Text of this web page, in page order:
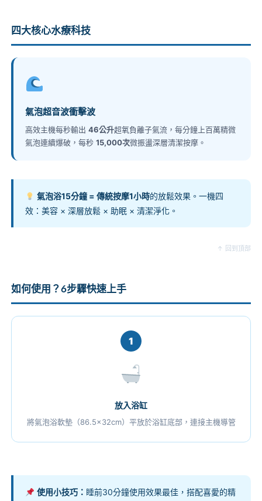
四大核心水療科技
氣泡超音波衝擊波
高效主機每秒輸出 46公升超氧負離子氣流，每分鐘上百萬精微
氣泡連續爆破，每秒 15,000次微振盪深層清潔按摩。
氣泡浴15分鐘 = 傳統按摩1小時的放鬆效果。一機四
效：美容 × 深層放鬆 × 助眠 × 清潔淨化。
↑ 回到頂部
如何使用？6步驟快速上手
1
放入浴缸
將氣泡浴軟墊（86.5×32cm）平放於浴缸底部，連接主機導管
使用小技巧： 睡前30分鐘使用效果最佳，搭配喜愛的精